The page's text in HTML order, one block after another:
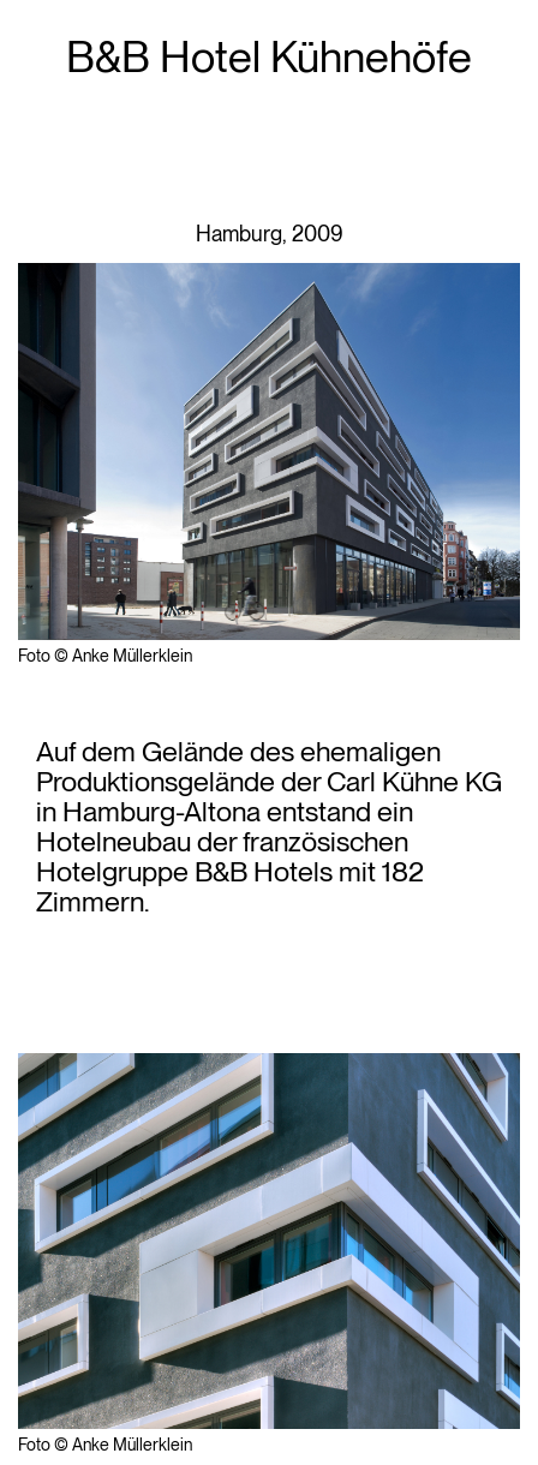
B&B Hotel Kühnehöfe
Hamburg, 2009
Foto © Anke Müllerklein
Auf dem Gelände des ehemaligen
Produktionsgelände der Carl Kühne KG
in Hamburg-Altona entstand ein
Hotelneubau der französischen
Hotelgruppe B&B Hotels mit 182
Zimmern.
Foto © Anke Müllerklein